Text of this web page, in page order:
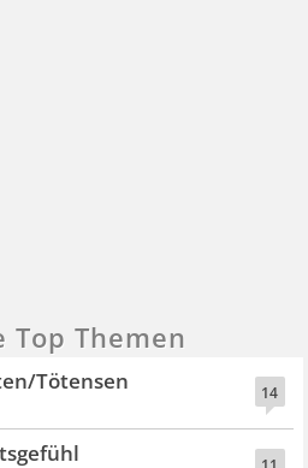
Themen
14
Tötensen